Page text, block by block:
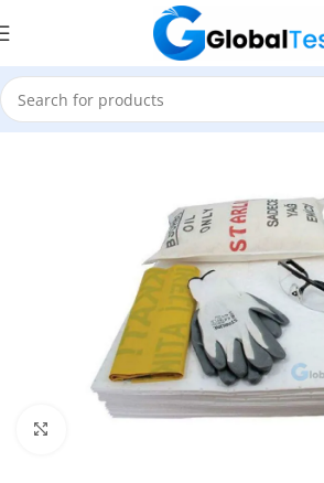
Accueil Sécurité Industrielle